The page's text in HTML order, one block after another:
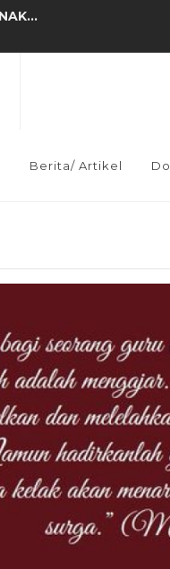
MENDIDIK GENERASI...
DARING...
Tepadu Annur...
Berita/ Artikel